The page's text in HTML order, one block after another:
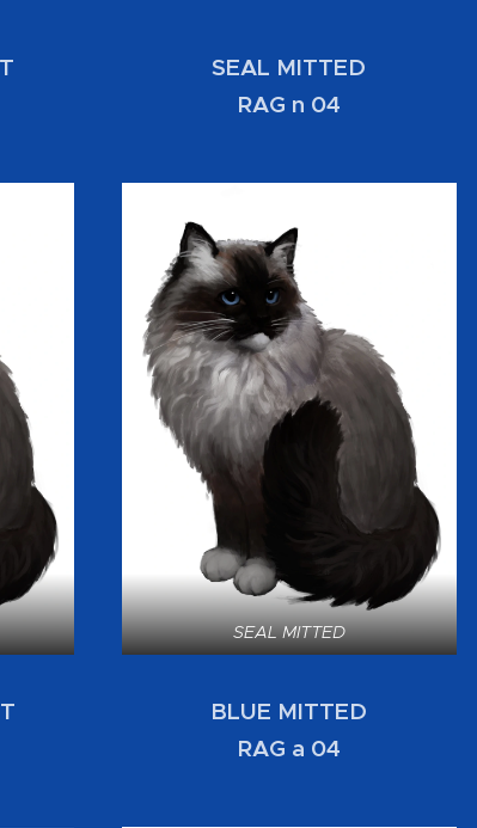
SEAL MITTED
RAG n 04
SEAL MITTED
BLUE MITTED
RAG a 04